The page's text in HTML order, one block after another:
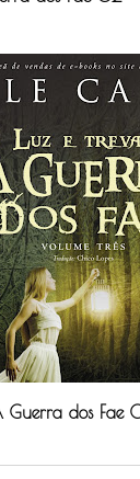
Guerra dos Fae